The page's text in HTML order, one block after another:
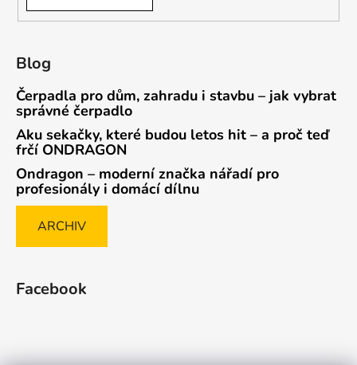
Blog
Čerpadla pro dům, zahradu i stavbu – jak vybrat
správné čerpadlo
Aku sekačky, které budou letos hit – a proč teď
frčí ONDRAGON
Ondragon – moderní značka nářadí pro
profesionály i domácí dílnu
ARCHIV
Facebook